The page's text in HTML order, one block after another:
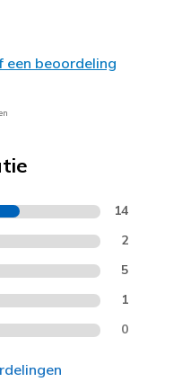
een beoordeling
14
2
5
1
0